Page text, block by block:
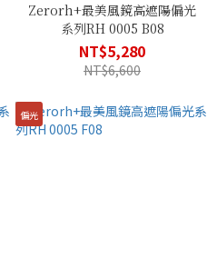
Zerorh+最美風鏡高遮陽偏光
系列RH 0005 B08
NT$5,280
NT$6,600
偏光